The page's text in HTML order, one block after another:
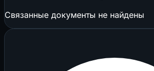
Связанные документы не найдены